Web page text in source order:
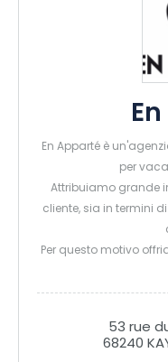
En Apparté è
per
Attribuiamo grande
cliente, sia in termini
Per questo motivo
nostri rigorosi criteri
disposizione per
53 rue
68240